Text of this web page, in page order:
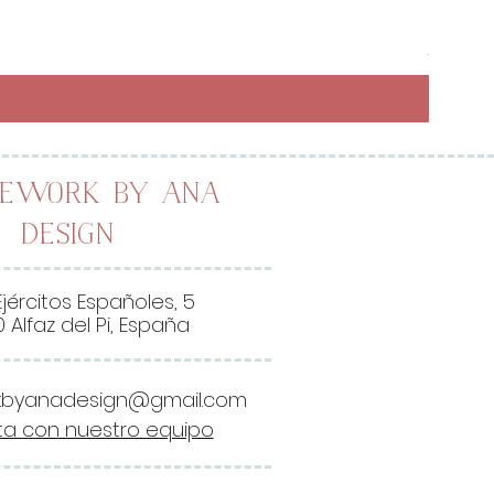
26,00
2
,
0
by Ana
Design
Españoles, 5
Alfaz del Pi, España
con nuestro equipo